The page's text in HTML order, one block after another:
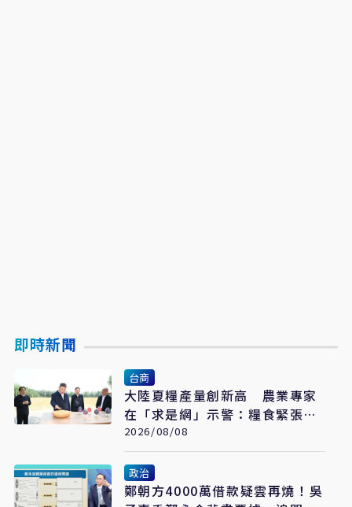
即時新聞
台商
大陸夏糧產量創新高 農業專家
在「求是網」示警：糧食緊張會
長期存在
2026/08/08
政治
鄭朝方4000萬借款疑雲再燒！吳